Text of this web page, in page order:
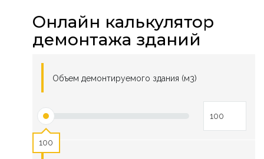
Онлайн калькулятор
демонтажа зданий
Объем демонтируемого здания (м3)
100